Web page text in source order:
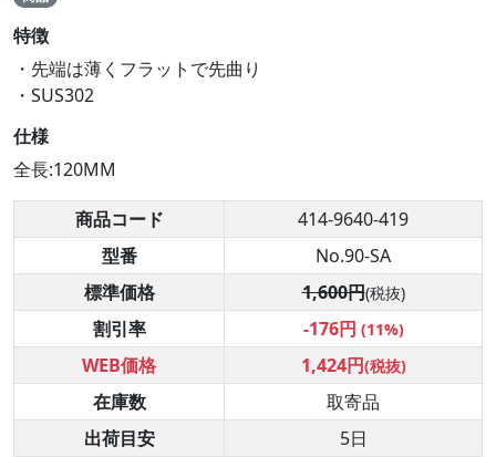
特徴
・先端は薄くフラットで先曲り
・SUS302
仕様
全長:120MM
商品コード
414-9640-419
型番
No.90-SA
標準価格
1,600円(税抜)
割引率 -176円 (11%)
WEB価格 1,424円(税抜)
在庫数
取寄品
出荷目安
5日